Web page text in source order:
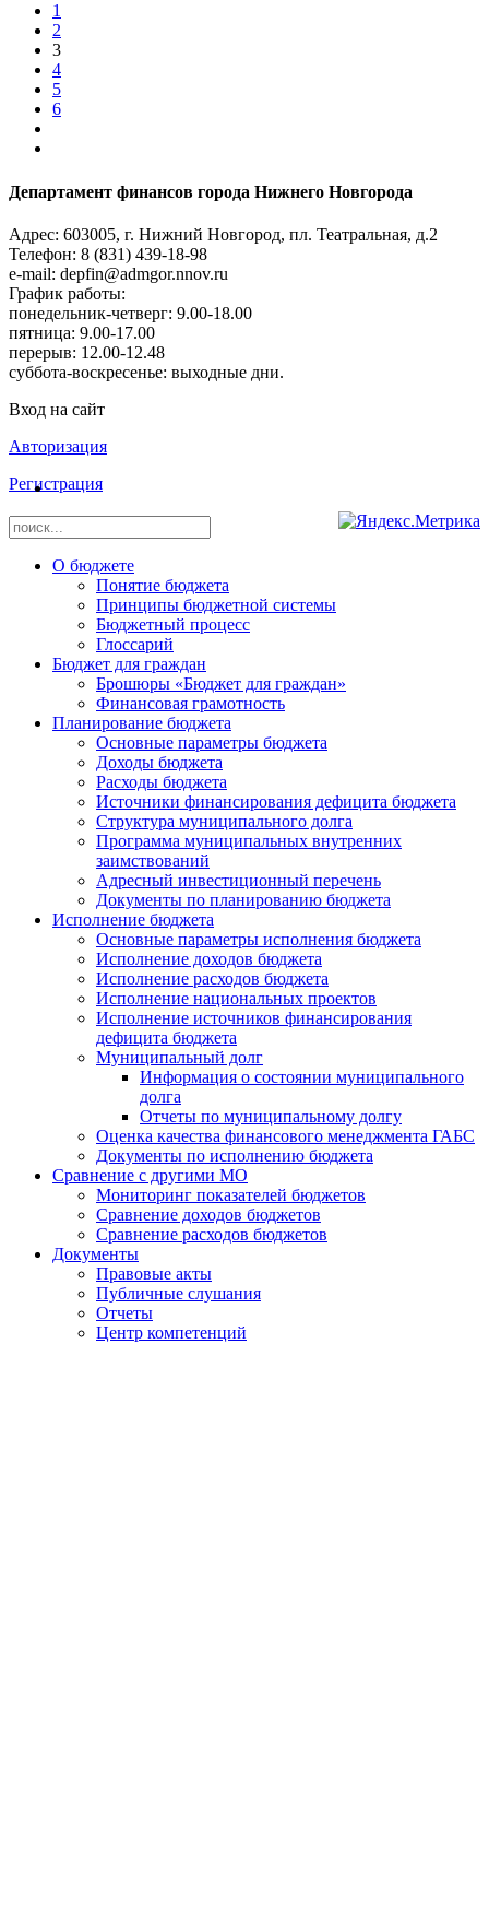
1
2
3
4
5
6
Департамент финансов города Нижнего Новгорода
Адрес: 603005, г. Нижний Новгород, пл. Театральная, д.2
Телефон: 8 (831) 439-18-98
e-mail: depfin@admgor.nnov.ru
График работы:
понедельник-четверг: 9.00-18.00
пятница: 9.00-17.00
перерыв: 12.00-12.48
суббота-воскресенье: выходные дни.
Вход на сайт
Авторизация
Регистрация
О бюджете
Понятие бюджета
Принципы бюджетной системы
Бюджетный процесс
Глоссарий
Бюджет для граждан
Брошюры «Бюджет для граждан»
Финансовая грамотность
Планирование бюджета
Основные параметры бюджета
Доходы бюджета
Расходы бюджета
Источники финансирования дефицита бюджета
Структура муниципального долга
Программа муниципальных внутренних
заимствований
Адресный инвестиционный перечень
Документы по планированию бюджета
Исполнение бюджета
Основные параметры исполнения бюджета
Исполнение доходов бюджета
Исполнение расходов бюджета
Исполнение национальных проектов
Исполнение источников финансирования
дефицита бюджета
Муниципальный долг
Информация о состоянии муниципального
долга
Отчеты по муниципальному долгу
Оценка качества финансового менеджмента ГАБС
Документы по исполнению бюджета
Сравнение с другими МО
Мониторинг показателей бюджетов
Сравнение доходов бюджетов
Сравнение расходов бюджетов
Документы
Правовые акты
Публичные слушания
Отчеты
Центр компетенций